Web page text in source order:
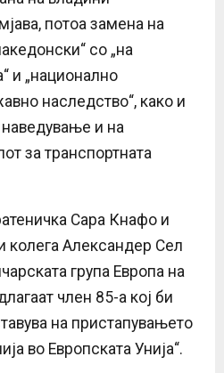
потоа замена на
со „на
и „национално
наследство“, како и
и на
за транспортната
Сара Кнафо и
колега Александер Сел
група Европа на
член 85-а кој би
на пристапувањето
во Европската Унија“.